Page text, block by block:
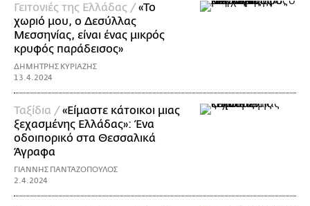
Γειτονιές της Ελλάδας /«Το
χωριό μου, ο Δεσύλλας
Μεσσηνίας, είναι ένας μικρός
κρυφός παράδεισος»
ΔΗΜΗΤΡΗΣ ΚΥΡΙΑΖΗΣ
13.4.2024
Ταξίδια /«Είμαστε κάτοικοι μιας
ξεχασμένης Ελλάδας»: Ένα
οδοιπορικό στα Θεσσαλικά
Άγραφα
ΓΙΑΝΝΗΣ ΠΑΝΤΑΖΟΠΟΥΛΟΣ
2.4.2024